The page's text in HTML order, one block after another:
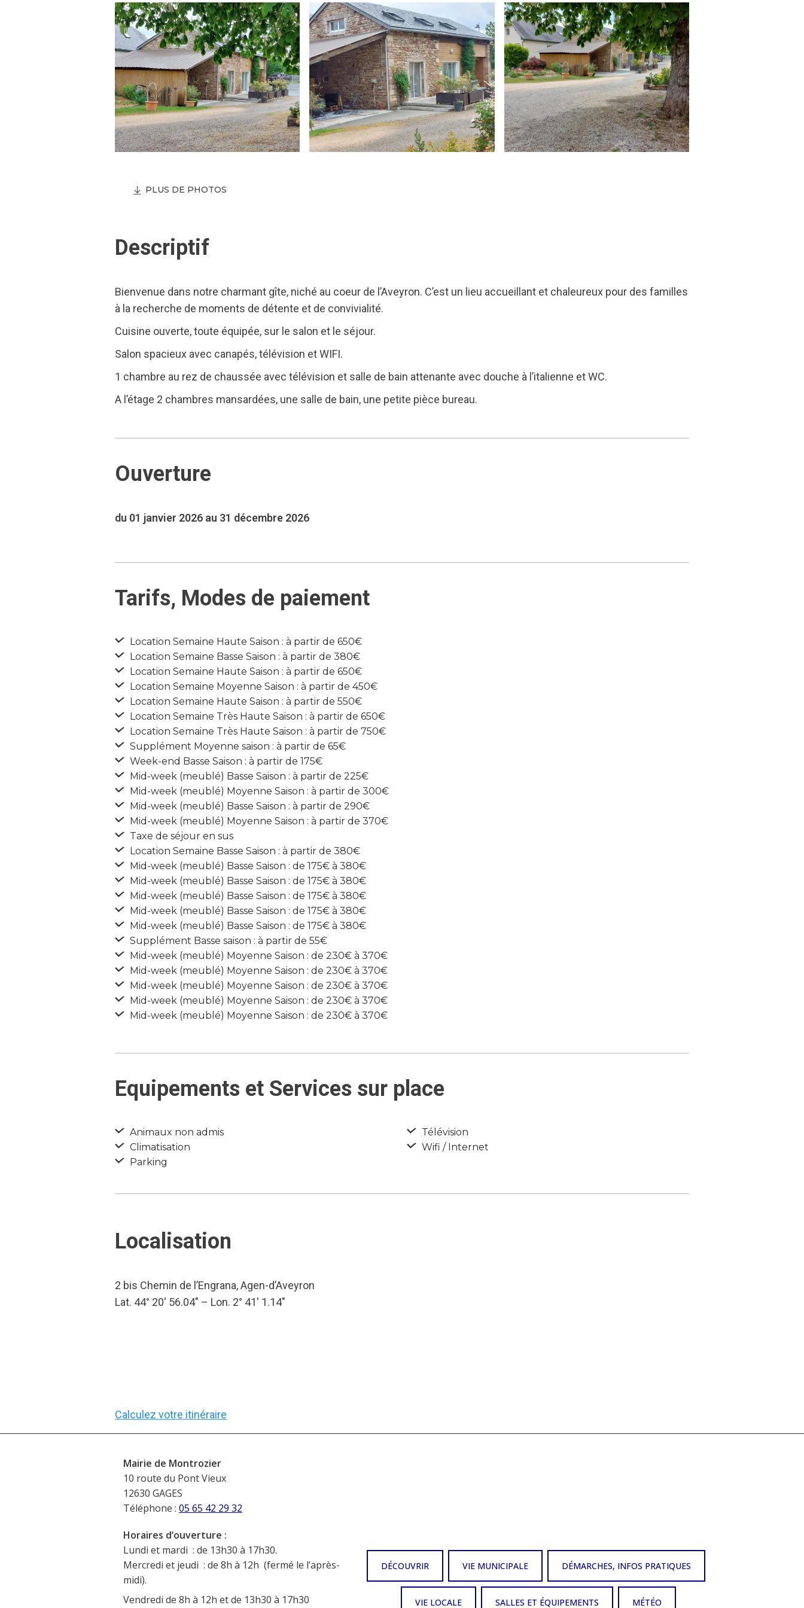
PLUS DE PHOTOS
Descriptif
Bienvenue dans notre charmant gîte, niché au coeur de l’Aveyron. C’est un lieu accueillant et chaleureux pour des familles
à la recherche de moments de détente et de convivialité.
Cuisine ouverte, toute équipée, sur le salon et le séjour.
Salon spacieux avec canapés, télévision et WIFI.
1 chambre au rez de chaussée avec télévision et salle de bain attenante avec douche à l’italienne et WC.
A l’étage 2 chambres mansardées, une salle de bain, une petite pièce bureau.
Ouverture
du 01 janvier 2026 au 31 décembre 2026
Tarifs, Modes de paiement
Location Semaine Haute Saison : à partir de 650€
Location Semaine Basse Saison : à partir de 380€
Location Semaine Haute Saison : à partir de 650€
Location Semaine Moyenne Saison : à partir de 450€
Location Semaine Haute Saison : à partir de 550€
Location Semaine Très Haute Saison : à partir de 650€
Location Semaine Très Haute Saison : à partir de 750€
Supplément Moyenne saison : à partir de 65€
Week-end Basse Saison : à partir de 175€
Mid-week (meublé) Basse Saison : à partir de 225€
Mid-week (meublé) Moyenne Saison : à partir de 300€
Mid-week (meublé) Basse Saison : à partir de 290€
Mid-week (meublé) Moyenne Saison : à partir de 370€
Taxe de séjour en sus
Location Semaine Basse Saison : à partir de 380€
Mid-week (meublé) Basse Saison : de 175€ à 380€
Mid-week (meublé) Basse Saison : de 175€ à 380€
Mid-week (meublé) Basse Saison : de 175€ à 380€
Mid-week (meublé) Basse Saison : de 175€ à 380€
Mid-week (meublé) Basse Saison : de 175€ à 380€
Supplément Basse saison : à partir de 55€
Mid-week (meublé) Moyenne Saison : de 230€ à 370€
Mid-week (meublé) Moyenne Saison : de 230€ à 370€
Mid-week (meublé) Moyenne Saison : de 230€ à 370€
Mid-week (meublé) Moyenne Saison : de 230€ à 370€
Mid-week (meublé) Moyenne Saison : de 230€ à 370€
Equipements et Services sur place
Animaux non admis
Climatisation
Parking
Télévision
Wifi / Internet
Localisation
2 bis Chemin de l’Engrana, Agen-d’Aveyron
Lat. 44° 20′ 56.04″ – Lon. 2° 41′ 1.14″
Calculez votre itinéraire
Mairie de Montrozier
10 route du Pont Vieux
12630 GAGES
Téléphone : 05 65 42 29 32
Horaires d’ouverture :
Lundi et mardi : de 13h30 à 17h30.
Mercredi et jeudi : de 8h à 12h (fermé le l’après-
midi).
Vendredi de 8h à 12h et de 13h30 à 17h30
DÉCOUVRIR VIE MUNICIPALE DÉMARCHES, INFOS PRATIQUES
VIE LOCALE SALLES ET ÉQUIPEMENTS MÉTÉO